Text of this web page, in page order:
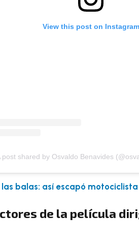
View this post on Instagram
post shared by Osvaldo Benavides
las balas: así escapó
de la película